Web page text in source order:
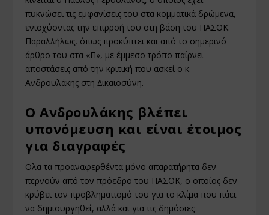
πυκνώσει τις εµφανίσεις του στα κοµµατικά δρώµενα,
ενισχύοντας την επιρροή του στη βάση του ΠΑΣΟΚ.
Παραλλήλως, όπως προκύπτει και από το σηµερινό
άρθρο του στα «Π», µε έµµεσο τρόπο παίρνει
αποστάσεις από την κριτική που ασκεί ο κ.
Ανδρουλάκης στη ∆ικαιοσύνη.
Ο Ανδρουλάκης βλέπει
υπονόμευση και είναι έτοιμος
για διαγραφές
Ολα τα προαναφερθέντα µόνο απαρατήρητα δεν
περνούν από τον πρόεδρο του ΠΑΣΟΚ, ο οποίος δεν
κρύβει τον προβληµατισµό του για το κλίµα που πάει
να δηµιουργηθεί, αλλά και για τις δηµόσιες